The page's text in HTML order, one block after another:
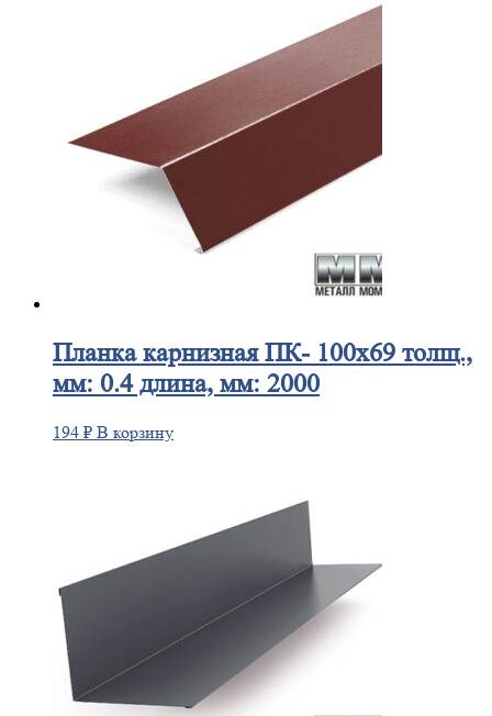
Планкакарнизная ПК- 100х69 толщ.,
мм: 0.4 длина, мм: 2000
194 ₽ В корзину